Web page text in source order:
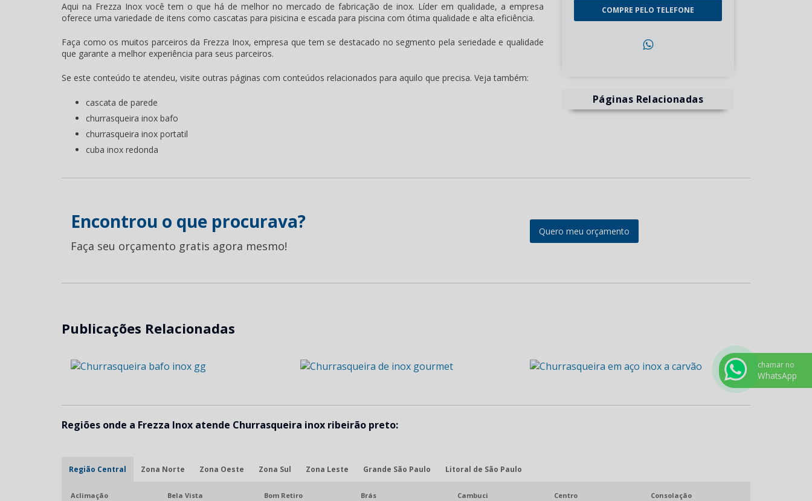
Aqui na Frezza Inox você tem o que há de melhor no mercado de fabricação de inox. Líder em qualidade, a empresa
oferece uma variedade de itens como cascatas para pisicina e escada para piscina com ótima qualidade e alta eficiência.
Faça como os muitos parceiros da Frezza Inox, empresa que tem se destacado no segmento pela seriedade e qualidade
que garante a melhor experiência para seus parceiros.
Se este conteúdo te atendeu, visite outras páginas com conteúdos relacionados para aquilo que precisa. Veja também:
cascata de parede
churrasqueira inox bafo
churrasqueira inox portatil
cuba inox redonda
COMPRE PELO TELEFONE
Páginas Relacionadas
Encontrou o que procurava?
Faça seu orçamento gratis agora mesmo!
Quero meu orçamento
Publicações Relacionadas
Regiões onde a Frezza Inox atende Churrasqueira inox ribeirão preto:
Região Central Zona Norte Zona Oeste Zona Sul Zona Leste Grande São Paulo Litoral de São Paulo
Aclimação Bela Vista Bom Retiro Brás Cambuci Centro Consolação
chamar no
WhatsApp